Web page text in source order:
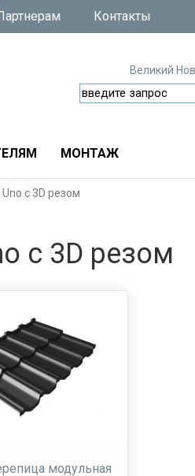
Контакты
Великий
МОНТАЖ
c 3D резом
c 3D резом
модульная